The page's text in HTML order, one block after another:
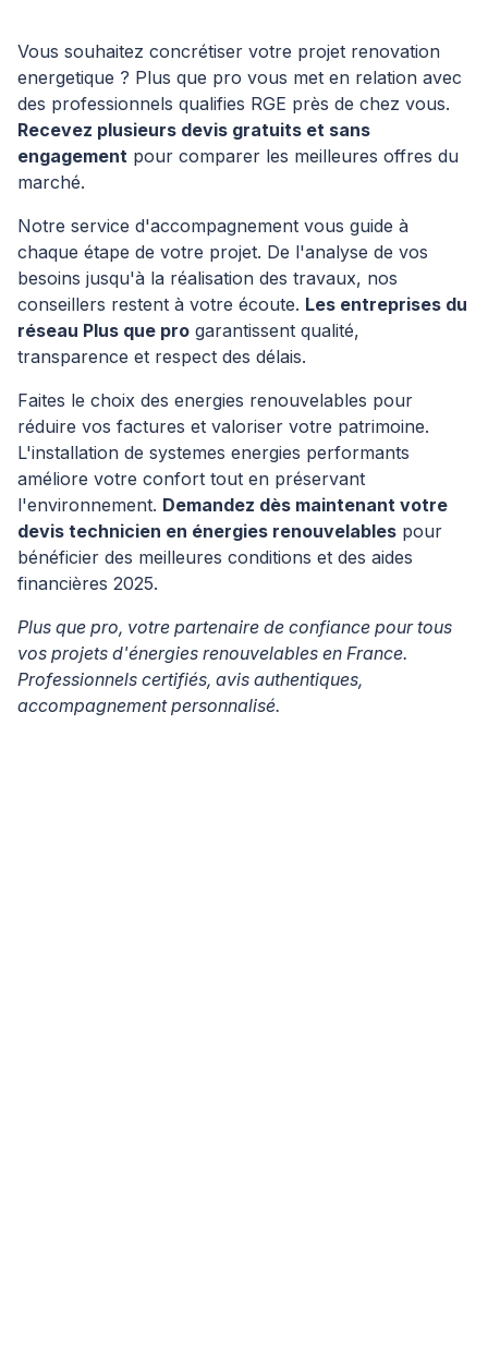
Vous souhaitez concrétiser votre projet renovation
energetique ? Plus que pro vous met en relation avec
des professionnels qualifies RGE près de chez vous.
Recevez plusieurs devis gratuits et sans
engagement pour comparer les meilleures offres du
marché.
Notre service d'accompagnement vous guide à
chaque étape de votre projet. De l'analyse de vos
besoins jusqu'à la réalisation des travaux, nos
conseillers restent à votre écoute. Les entreprises du
réseau Plus que pro garantissent qualité,
transparence et respect des délais.
Faites le choix des energies renouvelables pour
réduire vos factures et valoriser votre patrimoine.
L'installation de systemes energies performants
améliore votre confort tout en préservant
l'environnement. Demandez dès maintenant votre
devis technicien en énergies renouvelables pour
bénéficier des meilleures conditions et des aides
financières 2025.
Plus que pro, votre partenaire de confiance pour tous
vos projets d'énergies renouvelables en France.
Professionnels certifiés, avis authentiques,
accompagnement personnalisé.